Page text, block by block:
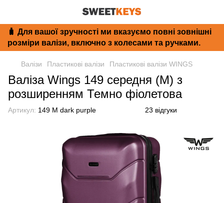
🧳 Для вашої зручності ми вказуємо повні зовнішні
розміри валізи, включно з колесами та ручками.
Валізи Пластикові валізи Пластикові валізи WINGS
Валіза Wings 149 середня (M) з
розширенням Темно фіолетова
Артикул: 149 M dark purple 23 відгуки